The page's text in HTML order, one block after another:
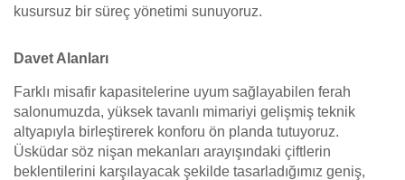
kusursuz bir süreç yönetimi sunuyoruz.
Davet Alanları
Farklı misafir kapasitelerine uyum sağlayabilen ferah
salonumuzda, yüksek tavanlı mimariyi gelişmiş teknik
altyapıyla birleştirerek konforu ön planda tutuyoruz.
Üsküdar söz nişan mekanları arayışındaki çiftlerin
beklentilerini karşılayacak şekilde tasarladığımız geniş,